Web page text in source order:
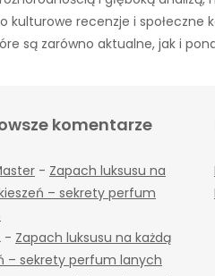
kulturowe recenzje i
są zarówno aktualne, jak i
komentarze
- Zapach luksusu na
– sekrety perfum
- Zapach luksusu na każdą
– sekrety perfum lanych